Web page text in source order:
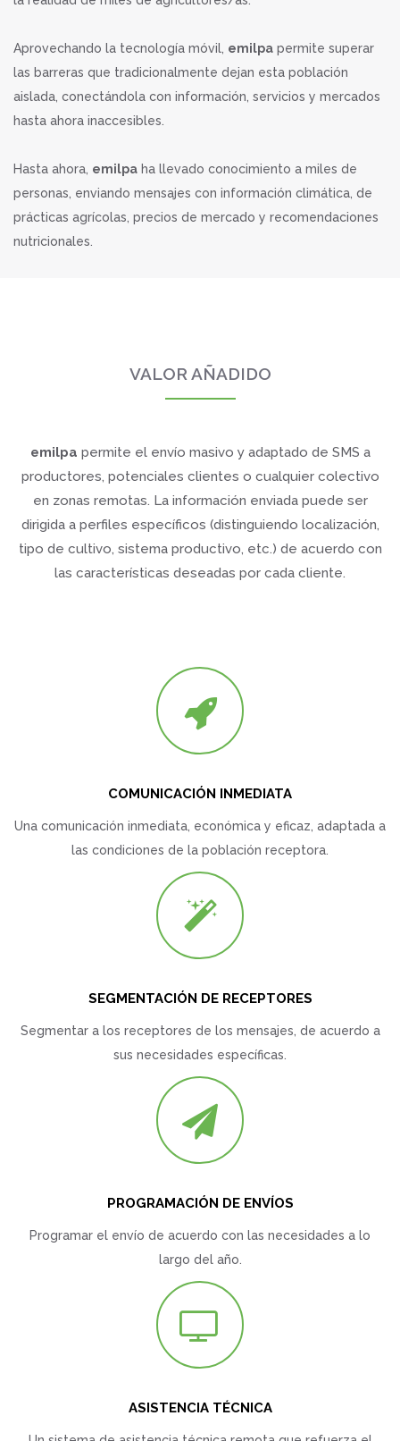
Aprovechando la tecnología móvil, emilpa permite superar
las barreras que tradicionalmente dejan esta población
aislada, conectándola con información, servicios y mercados
hasta ahora inaccesibles.
Hasta ahora, emilpa ha llevado conocimiento a miles de
personas, enviando mensajes con información climática, de
prácticas agrícolas, precios de mercado y recomendaciones
nutricionales.
VALOR AÑADIDO
emilpa permite el envío masivo y adaptado de SMS a
productores, potenciales clientes o cualquier colectivo
en zonas remotas. La información enviada puede ser
dirigida a perfiles específicos (distinguiendo localización,
tipo de cultivo, sistema productivo, etc.) de acuerdo con
las características deseadas por cada cliente.
COMUNICACIÓN INMEDIATA
Una comunicación inmediata, económica y eficaz, adaptada a
las condiciones de la población receptora.
SEGMENTACIÓN DE RECEPTORES
Segmentar a los receptores de los mensajes, de acuerdo a
sus necesidades específicas.
PROGRAMACIÓN DE ENVÍOS
Programar el envío de acuerdo con las necesidades a lo
largo del año.
ASISTENCIA TÉCNICA